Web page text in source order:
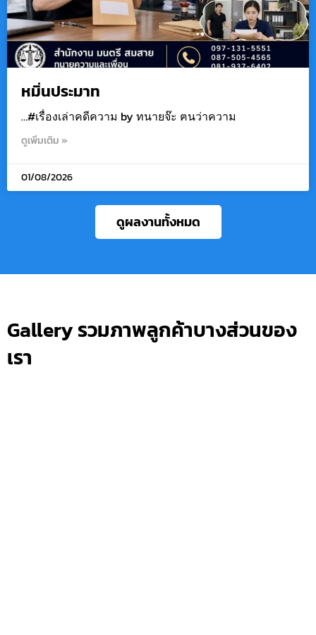
หมิ่นประมาท
…#เรื่องเล่าคดีความ by ทนายจ๊ะ ฅนว่าความ
ดูเพิ่มเติม »
01/08/2026
ดูผลงานทั้งหมด
Gallery รวมภาพลูกค้าบางส่วนของ
เรา